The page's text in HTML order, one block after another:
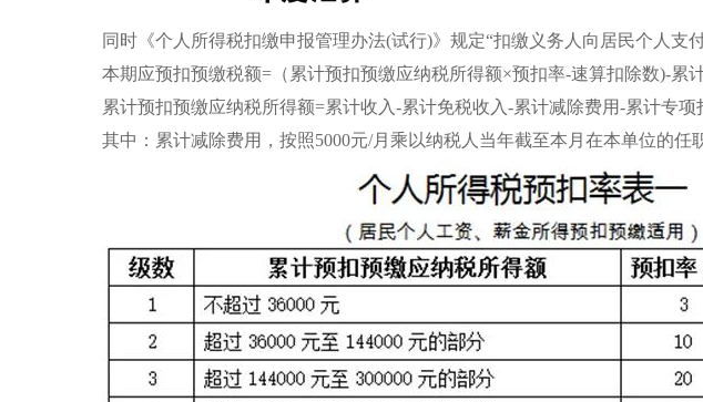
同时《个人所得税扣缴申报管理办法(试行)》规定“扣缴义务人向居民个人
本期应预扣预缴税额=（累计预扣预缴应纳税所得额×预扣率-速算扣除数)-累
累计预扣预缴应纳税所得额=累计收入-累计免税收入-累计减除费用-累计专
其中：累计减除费用，按照5000元/月乘以纳税人当年截至本月在本单位的任